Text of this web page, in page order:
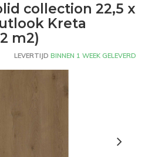
collection 22,5 x
Kreta
m2)
LEVERTIJD BINNEN 1 WEEK GELEVERD